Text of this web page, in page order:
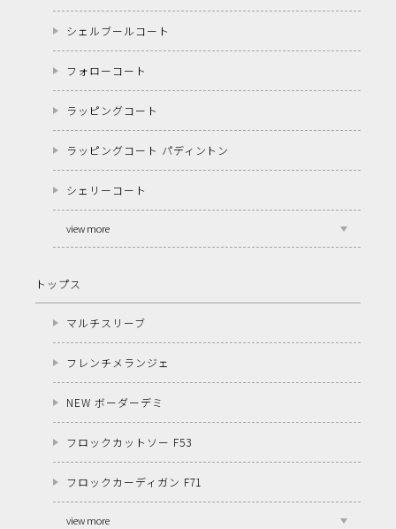
シェルブールコート
フォローコート
ラッピングコート
ラッピングコート パディントン
シェリーコート
view more
トップス
マルチスリーブ
フレンチメランジェ
NEW ボーダーデミ
フロックカットソー F53
フロックカーディガン F71
view more